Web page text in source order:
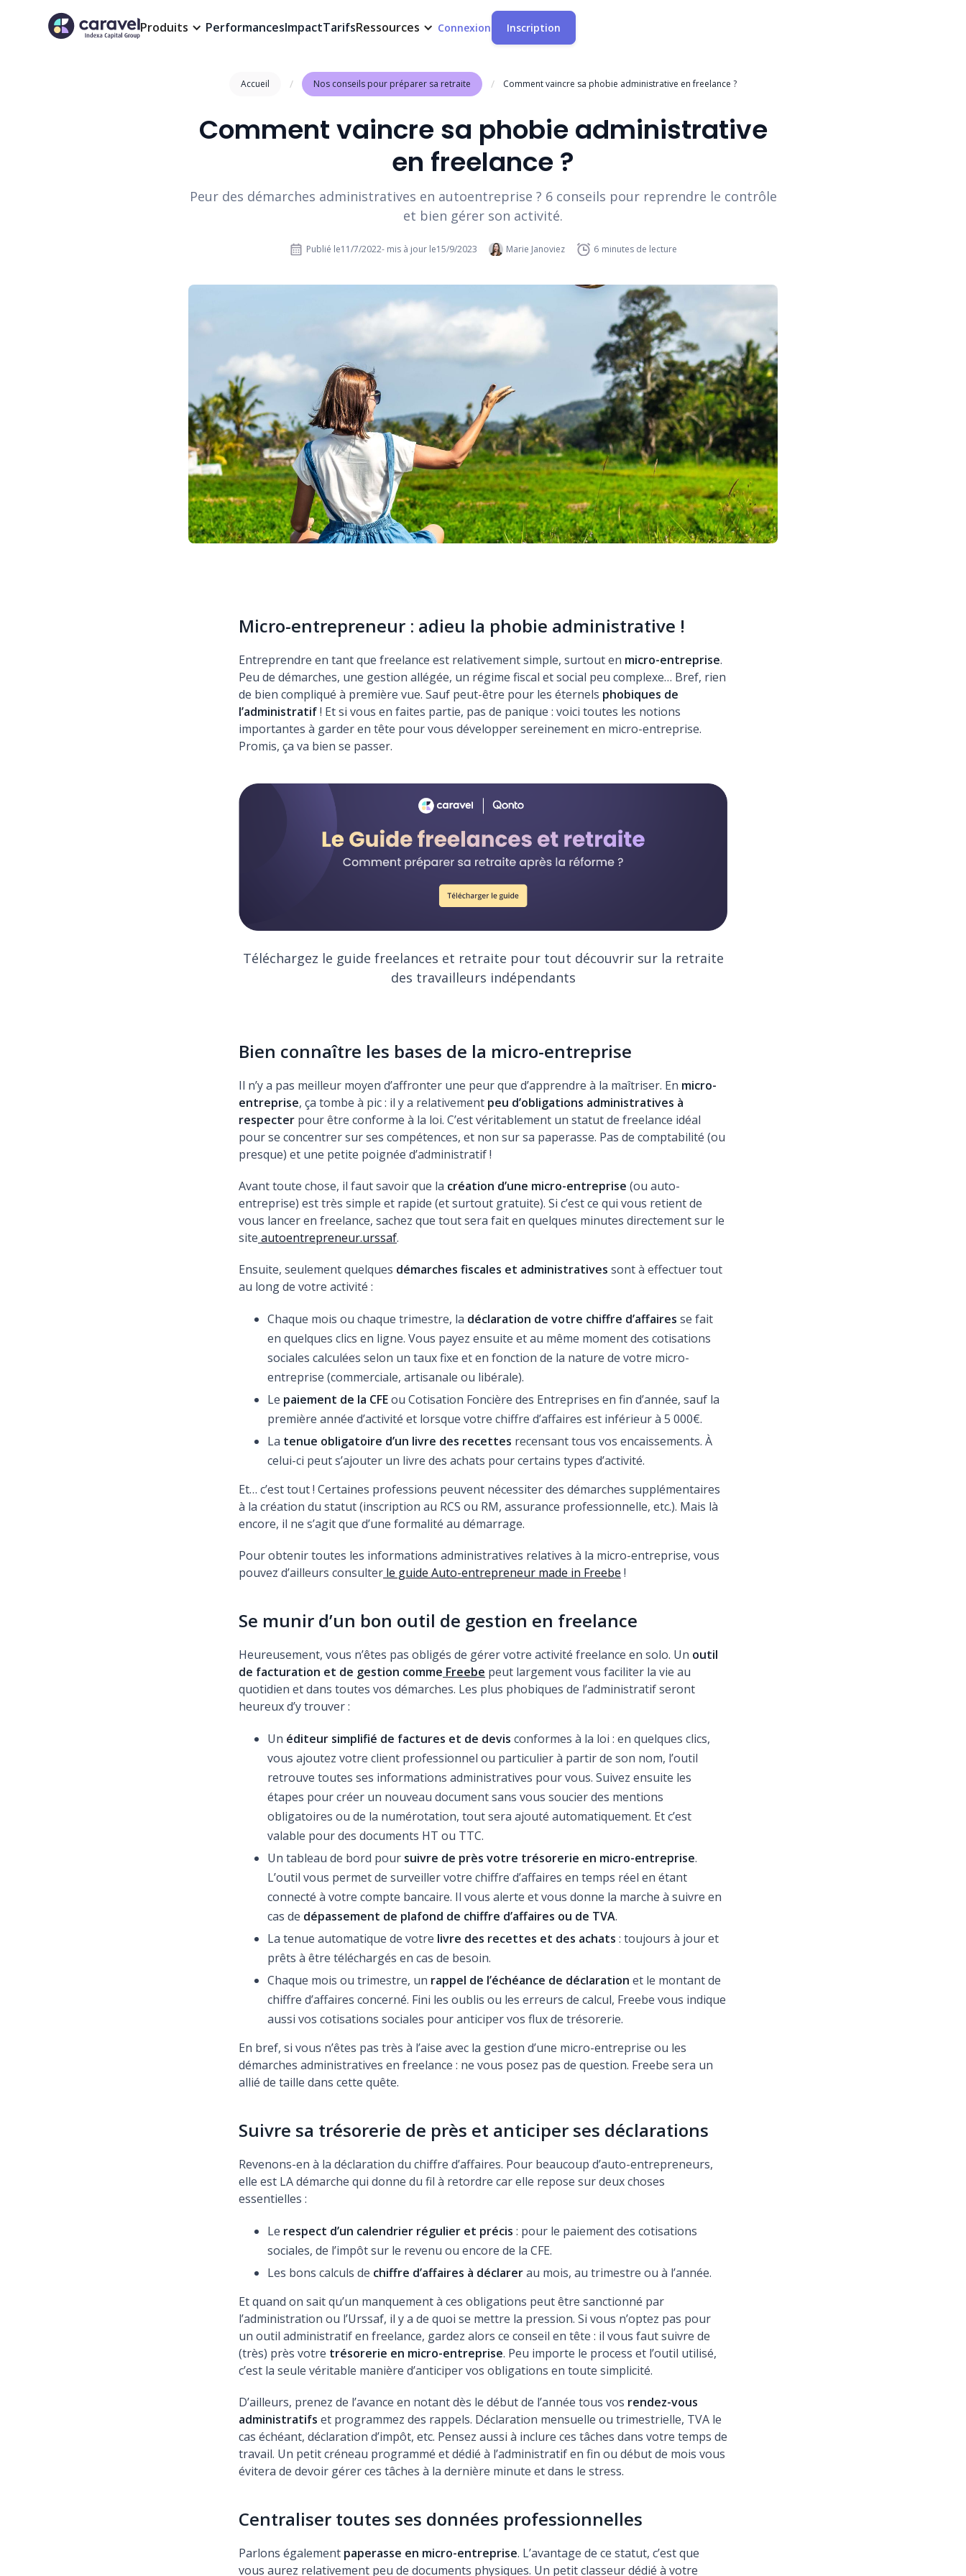
Produits PerformancesImpactTarifsRessources Connexion Inscription
Accueil / Nos conseils pour préparer sa retraite / Comment vaincre sa phobie administrative en freelance ?
Comment vaincre sa phobie administrative
en freelance ?
Peur des démarches administratives en autoentreprise ? 6 conseils pour reprendre le contrôle
et bien gérer son activité.
Publié le11/7/2022- mis à jour le15/9/2023 Marie Janoviez 6 minutes de lecture
Micro-entrepreneur : adieu la phobie administrative !
Entreprendre en tant que freelance est relativement simple, surtout en micro-entreprise.
Peu de démarches, une gestion allégée, un régime fiscal et social peu complexe… Bref, rien
de bien compliqué à première vue. Sauf peut-être pour les éternels phobiques de
l’administratif! Et si vous en faites partie, pas de panique : voici toutes les notions
importantes à garder en tête pour vous développer sereinement en micro-entreprise.
Promis, ça va bien se passer.
Téléchargez le guide freelances et retraite pour tout découvrir sur la retraite
des travailleurs indépendants
Bien connaître les bases de la micro-entreprise
Il n’y a pas meilleur moyen d’affronter une peur que d’apprendre à la maîtriser. En micro-
entreprise, ça tombe à pic : il y a relativement peu d’obligations administratives à
respecter pour être conforme à la loi. C’est véritablement un statut de freelance idéal
pour se concentrer sur ses compétences, et non sur sa paperasse. Pas de comptabilité (ou
presque) et une petite poignée d’administratif !
Avant toute chose, il faut savoir que la création d’une micro-entreprise (ou auto-
entreprise) est très simple et rapide (et surtout gratuite). Si c’est ce qui vous retient de
vous lancer en freelance, sachez que tout sera fait en quelques minutes directement sur le
site autoentrepreneur.urssaf.
Ensuite, seulement quelques démarches fiscales et administratives sont à effectuer tout
au long de votre activité :
Chaque mois ou chaque trimestre, la déclaration de votre chiffre d’affaires se fait
en quelques clics en ligne. Vous payez ensuite et au même moment des cotisations
sociales calculées selon un taux fixe et en fonction de la nature de votre micro-
entreprise (commerciale, artisanale ou libérale).
Le paiement de la CFEou Cotisation Foncière des Entreprises en fin d’année, sauf la
première année d’activité et lorsque votre chiffre d’affaires est inférieur à 5 000€.
La tenue obligatoire d’un livre des recettes recensant tous vos encaissements. À
celui-ci peut s’ajouter un livre des achats pour certains types d’activité.
Et… c’est tout ! Certaines professions peuvent nécessiter des démarches supplémentaires
à la création du statut (inscription au RCS ou RM, assurance professionnelle, etc.). Mais là
encore, il ne s’agit que d’une formalité au démarrage.
Pour obtenir toutes les informations administratives relatives à la micro-entreprise, vous
pouvez d’ailleurs consulter le guide Auto-entrepreneur made in Freebe !
Se munir d’un bon outil de gestion en freelance
Heureusement, vous n’êtes pas obligés de gérer votre activité freelance en solo. Un outil
de facturation et de gestion comme Freebe peut largement vous faciliter la vie au
quotidien et dans toutes vos démarches. Les plus phobiques de l’administratif seront
heureux d’y trouver :
Un éditeur simplifié de factures et de devis conformes à la loi : en quelques clics,
vous ajoutez votre client professionnel ou particulier à partir de son nom, l’outil
retrouve toutes ses informations administratives pour vous. Suivez ensuite les
étapes pour créer un nouveau document sans vous soucier des mentions
obligatoires ou de la numérotation, tout sera ajouté automatiquement. Et c’est
valable pour des documents HT ou TTC.
Un tableau de bord pour suivre de près votre trésorerie en micro-entreprise.
L’outil vous permet de surveiller votre chiffre d’affaires en temps réel en étant
connecté à votre compte bancaire. Il vous alerte et vous donne la marche à suivre en
cas de dépassement de plafond de chiffre d’affaires ou de TVA.
La tenue automatique de votre livre des recettes et des achats : toujours à jour et
prêts à être téléchargés en cas de besoin.
Chaque mois ou trimestre, un rappel de l’échéance de déclaration et le montant de
chiffre d’affaires concerné. Fini les oublis ou les erreurs de calcul, Freebe vous indique
aussi vos cotisations sociales pour anticiper vos flux de trésorerie.
En bref, si vous n’êtes pas très à l’aise avec la gestion d’une micro-entreprise ou les
démarches administratives en freelance : ne vous posez pas de question. Freebe sera un
allié de taille dans cette quête.
Suivre sa trésorerie de près et anticiper ses déclarations
Revenons-en à la déclaration du chiffre d’affaires. Pour beaucoup d’auto-entrepreneurs,
elle est LA démarche qui donne du fil à retordre car elle repose sur deux choses
essentielles :
Le respect d’un calendrier régulier et précis : pour le paiement des cotisations
sociales, de l’impôt sur le revenu ou encore de la CFE.
Les bons calculs de chiffre d’affaires à déclarerau mois, au trimestre ou à l’année.
Et quand on sait qu’un manquement à ces obligations peut être sanctionné par
l’administration ou l’Urssaf, il y a de quoi se mettre la pression. Si vous n’optez pas pour
un outil administratif en freelance, gardez alors ce conseil en tête : il vous faut suivre de
(très) près votre trésorerie en micro-entreprise. Peu importe le process et l’outil utilisé,
c’est la seule véritable manière d’anticiper vos obligations en toute simplicité.
D’ailleurs, prenez de l’avance en notant dès le début de l’année tous vos rendez-vous
administratifs et programmez des rappels. Déclaration mensuelle ou trimestrielle, TVA le
cas échéant, déclaration d’impôt, etc. Pensez aussi à inclure ces tâches dans votre temps de
travail. Un petit créneau programmé et dédié à l’administratif en fin ou début de mois vous
évitera de devoir gérer ces tâches à la dernière minute et dans le stress.
Centraliser toutes ses données professionnelles
Parlons également paperasse en micro-entreprise. L’avantage de ce statut, c’est que
vous aurez relativement peu de documents physiques. Un petit classeur dédié à votre